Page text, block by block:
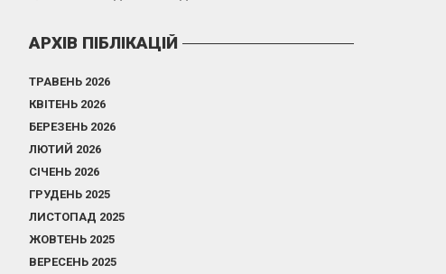
АРХІВ ПІБЛІКАЦІЙ
ТРАВЕНЬ 2026
КВІТЕНЬ 2026
БЕРЕЗЕНЬ 2026
ЛЮТИЙ 2026
СІЧЕНЬ 2026
ГРУДЕНЬ 2025
ЛИСТОПАД 2025
ЖОВТЕНЬ 2025
ВЕРЕСЕНЬ 2025